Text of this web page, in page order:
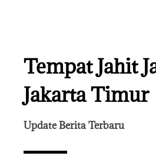
Tempat Jahit
Jakarta Timur
Update Berita Terbaru